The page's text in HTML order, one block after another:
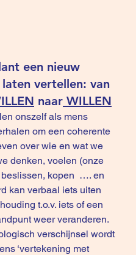
een nieuw
vertellen: van
naar WILLEN
onszelf als mens
om een coherente
over wie en wat we
denken, voelen (onze
kopen  …. en
kan verbaal iets uiten
t.o.v. iets of een
weer veranderen.
verschijnsel wordt
‘vertekening met